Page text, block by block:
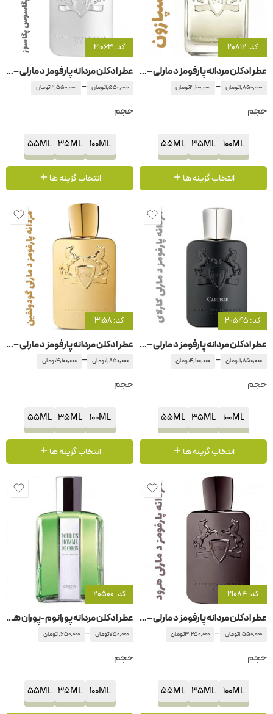
کد: 20812
عطر ادکلن مردانه پارفومز د مارلی – پارفوم دمارلی ایسپازون
1,850,000تومان –
4,100,000تومان
حجم
100ML
35ML
55ML
انتخاب گزینه ها
کد: 21063
عطر ادکلن مردانه پارفومز د مارلی – پارفوم دمارلی پگاسوس – پگاسوز
1,550,000تومان –
3,550,000تومان
حجم
100ML
35ML
55ML
انتخاب گزینه ها
کد: 20545
عطر ادکلن مردانه پارفومز د مارلی – پارفوم دمارلی کارلای
1,850,000تومان –
4,100,000تومان
حجم
100ML
35ML
55ML
انتخاب گزینه ها
کد: 3158
عطر ادکلن مردانه پارفومز د مارلی – پارفوم دمارلی گودولفین
1,850,000تومان –
4,100,000تومان
حجم
100ML
35ML
55ML
انتخاب گزینه ها
کد: 21084
عطر ادکلن مردانه پارفومز د مارلی – پارفوم دمارلی هرود
1,550,000تومان –
3,250,000تومان
حجم
100ML
35ML
55ML
کد: 20500
عطر ادکلن مردانه پورانوم -پوران هوم-پورانهوم
750,000تومان –
1,650,000تومان
حجم
100ML
35ML
55ML